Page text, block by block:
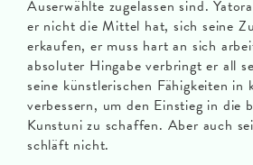
Auserwählte zugelassen sind.
er nicht die Mittel hat, sich seine
erkaufen, er muss hart an sich
absoluter Hingabe verbringt er all
seine künstlerischen Fähigkeiten in
verbessern, um den Einstieg in die
Kunstuni zu schaffen. Aber auch
schläft nicht.